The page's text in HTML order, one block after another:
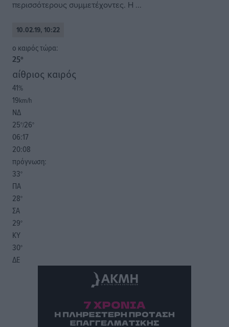
περισσότερους συμμετέχοντες. Η ...
10.02.19, 10:22
o καιρός τώρα:
25°
αίθριος καιρός
41%
19km/h
ΝΔ
25°/26°
06:17
20:08
πρόγνωση:
33°
ΠΑ
28°
ΣΑ
29°
ΚΥ
30°
ΔΕ